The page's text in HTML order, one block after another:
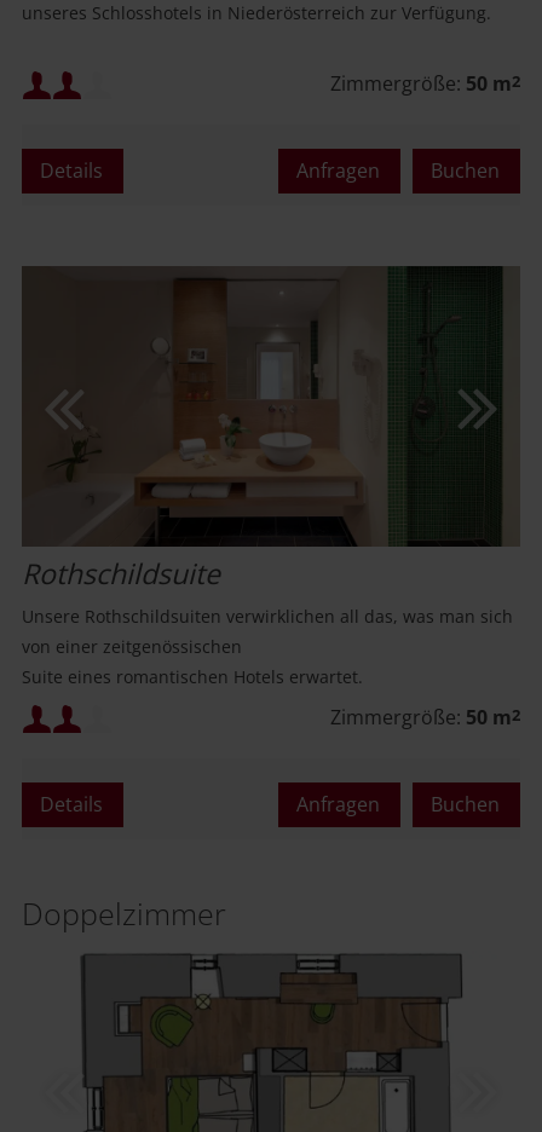
unseres Schlosshotels in Niederösterreich zur Verfügung.
Mindestbelegung:
Maximalbelegung:
Zimmergröße: 50 m2
Buchen
Anfragen
Details
Rothschildsuite
Unsere Rothschildsuiten verwirklichen all das, was man sich
von einer zeitgenössischen
Suite eines romantischen Hotels erwartet.
Mindestbelegung:
Maximalbelegung:
Zimmergröße: 50 m2
Buchen
Anfragen
Details
Doppelzimmer